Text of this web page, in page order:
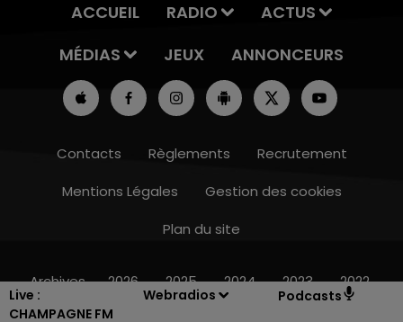
Live :
CHAMPAGNE FM
Webradios Podcasts
ACCUEIL RADIO
ACTUS
MÉDIAS
JEUX ANNONCEURS
Contacts Règlements
Recrutement
Mentions Légales
Gestion des cookies
Plan du site
Archives 2026 2025 2024 2023 2022